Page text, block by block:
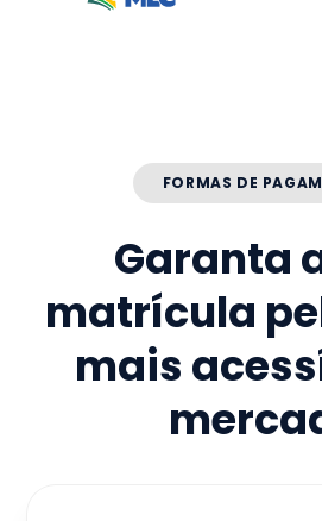
FORMAS DE
Garanta
matrícula
mais